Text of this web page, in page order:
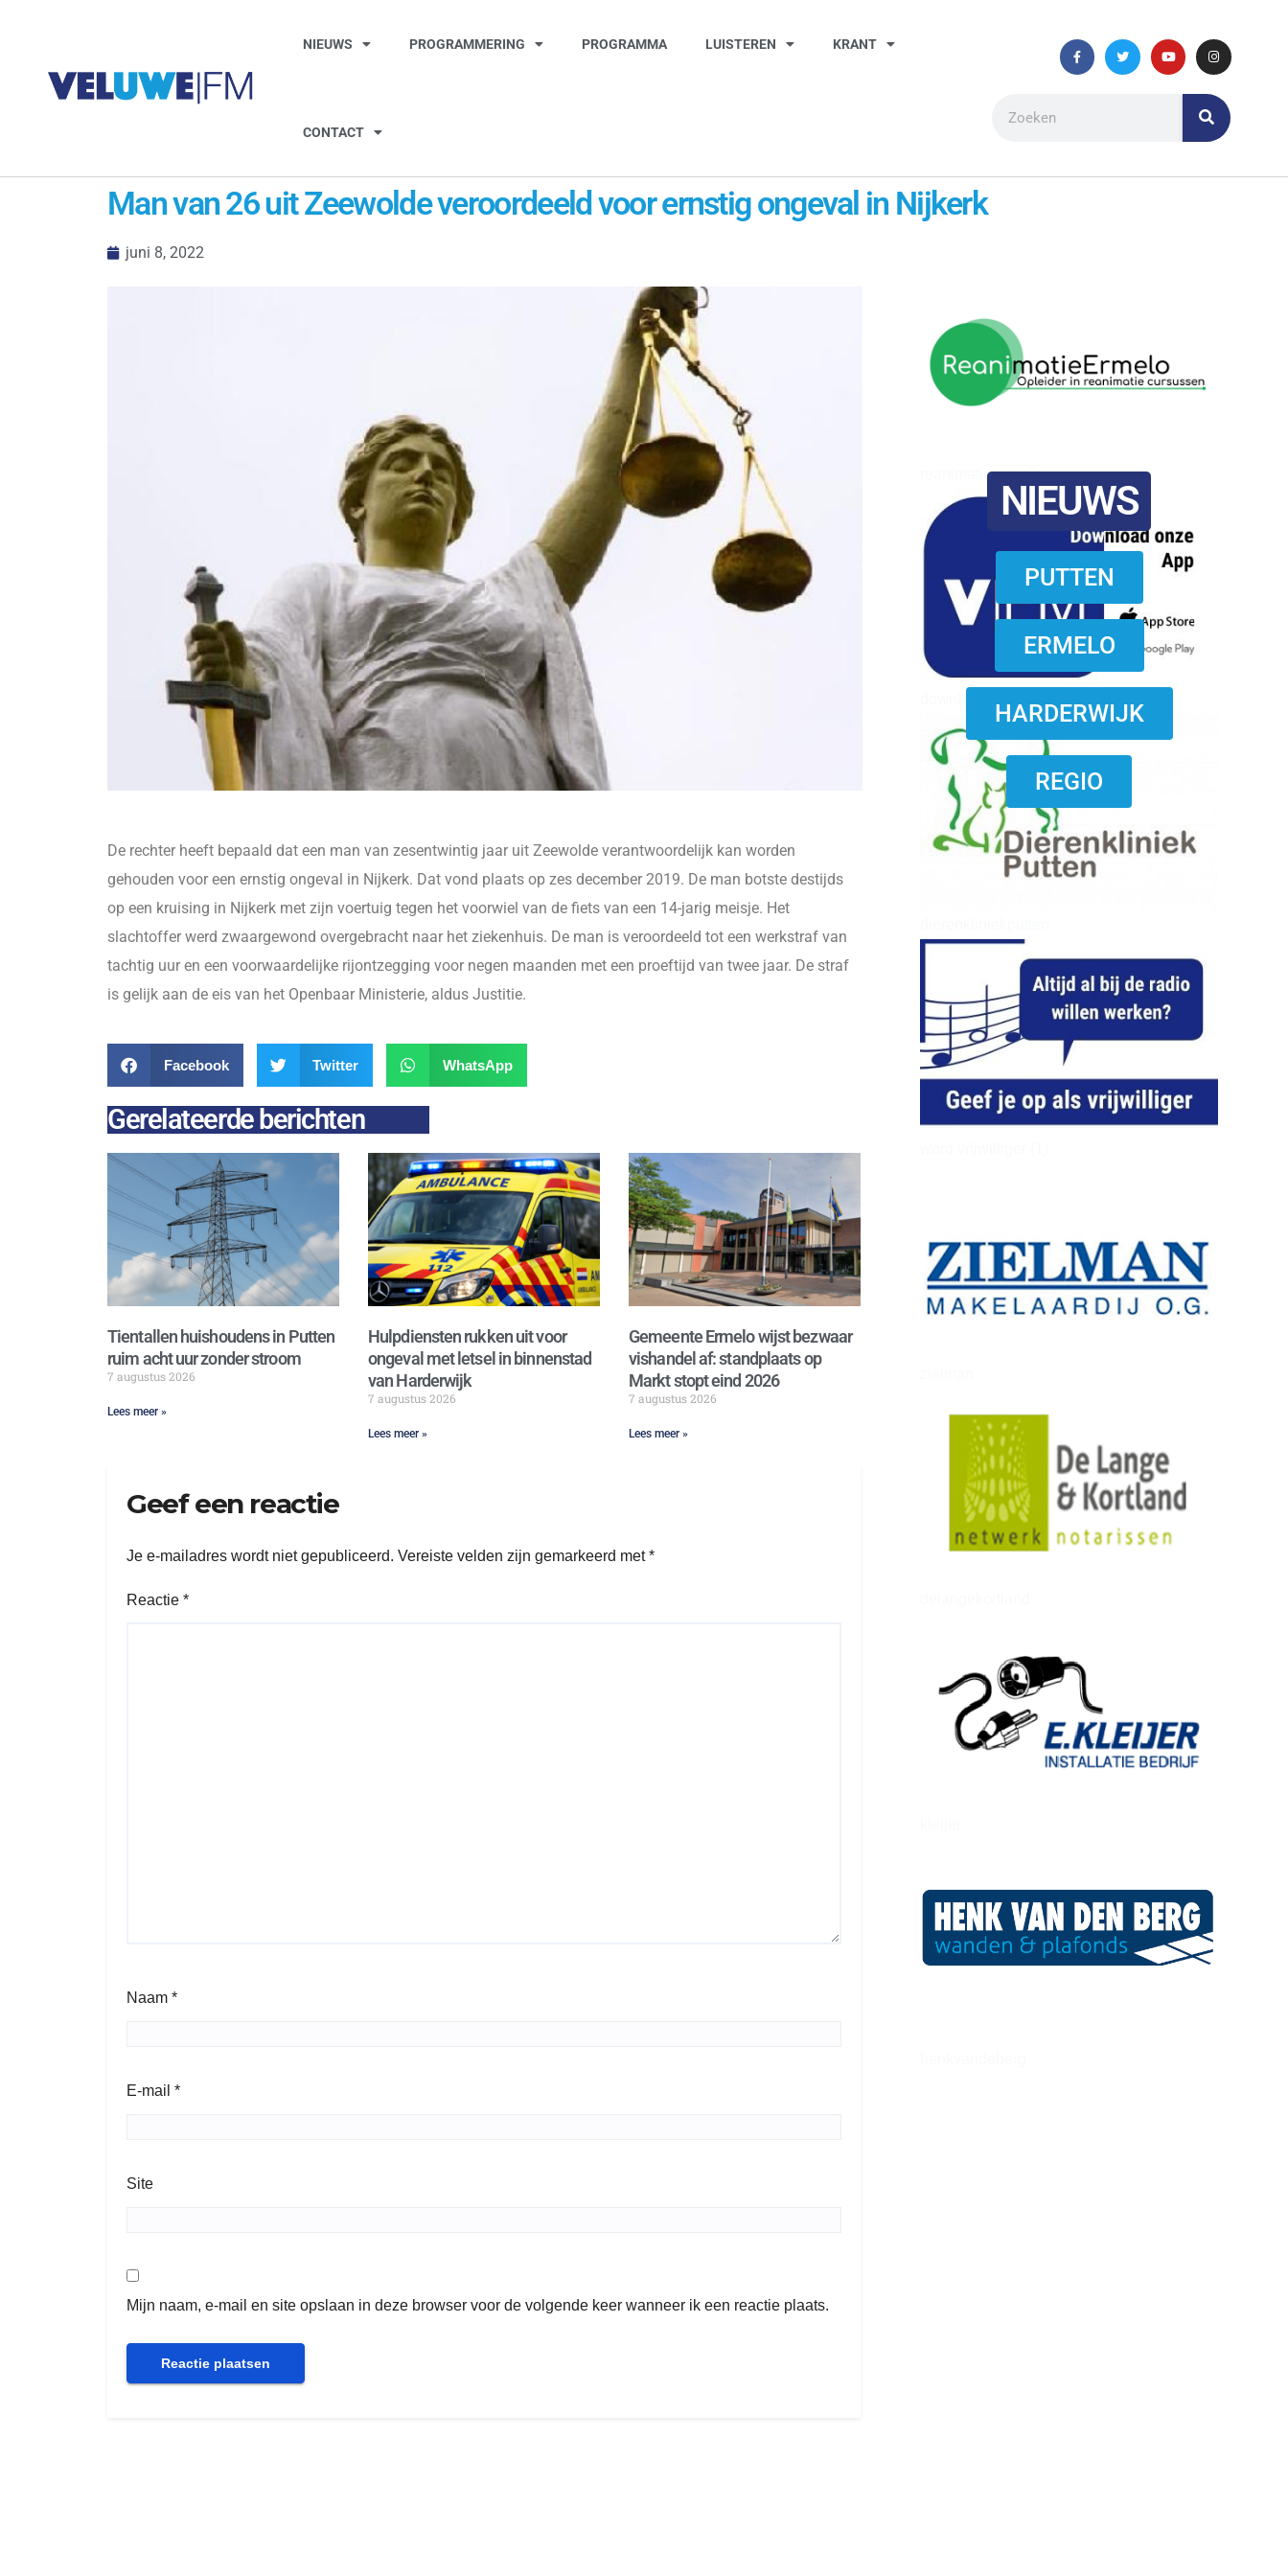
NIEUWS PROGRAMMERING PROGRAMMA LUISTEREN KRANT
CONTACT
Man van 26 uit Zeewolde veroordeeld voor ernstig ongeval in Nijkerk
juni 8, 2022
reanimatie ermelo
NIEUWS
PUTTEN
ERMELO
HARDERWIJK
REGIO
De rechter heeft bepaald dat een man van zesentwintig jaar uit Zeewolde verantwoordelijk kan worden
gehouden voor een ernstig ongeval in Nijkerk. Dat vond plaats op zes december 2019. De man botste destijds
op een kruising in Nijkerk met zijn voertuig tegen het voorwiel van de fiets van een 14-jarig meisje. Het
slachtoffer werd zwaargewond overgebracht naar het ziekenhuis. De man is veroordeeld tot een werkstraf van
tachtig uur en een voorwaardelijke rijontzegging voor negen maanden met een proeftijd van twee jaar. De straf
is gelijk aan de eis van het Openbaar Ministerie, aldus Justitie.
Facebook Twitter WhatsApp
Gerelateerde berichten
Tientallen huishoudens in Putten
ruim acht uur zonder stroom
7 augustus 2026
Lees meer »
Hulpdiensten rukken uit voor
ongeval met letsel in binnenstad
van Harderwijk
7 augustus 2026
Lees meer »
Gemeente Ermelo wijst bezwaar
vishandel af: standplaats op
Markt stopt eind 2026
7 augustus 2026
Lees meer »
Geef een reactie
Je e-mailadres wordt niet gepubliceerd. Vereiste velden zijn gemarkeerd met*
Reactie *
Naam *
E-mail *
Site
Mijn naam, e-mail en site opslaan in deze browser voor de volgende keer wanneer ik een reactie plaats.